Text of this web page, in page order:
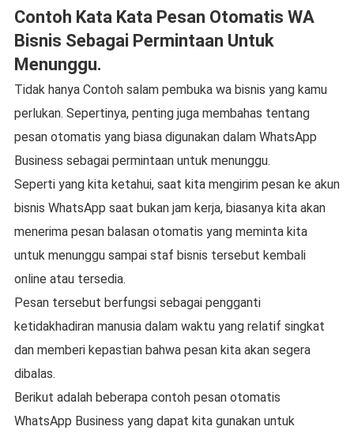
Contoh Kata Kata Pesan Otomatis WA
Bisnis Sebagai Permintaan Untuk
Menunggu.
Tidak hanya Contoh salam pembuka wa bisnis yang kamu
perlukan. Sepertinya, penting juga membahas tentang
pesan otomatis yang biasa digunakan dalam WhatsApp
Business sebagai permintaan untuk menunggu.
Seperti yang kita ketahui, saat kita mengirim pesan ke akun
bisnis WhatsApp saat bukan jam kerja, biasanya kita akan
menerima pesan balasan otomatis yang meminta kita
untuk menunggu sampai staf bisnis tersebut kembali
online atau tersedia.
Pesan tersebut berfungsi sebagai pengganti
ketidakhadiran manusia dalam waktu yang relatif singkat
dan memberi kepastian bahwa pesan kita akan segera
dibalas.
Berikut adalah beberapa contoh pesan otomatis
WhatsApp Business yang dapat kita gunakan untuk